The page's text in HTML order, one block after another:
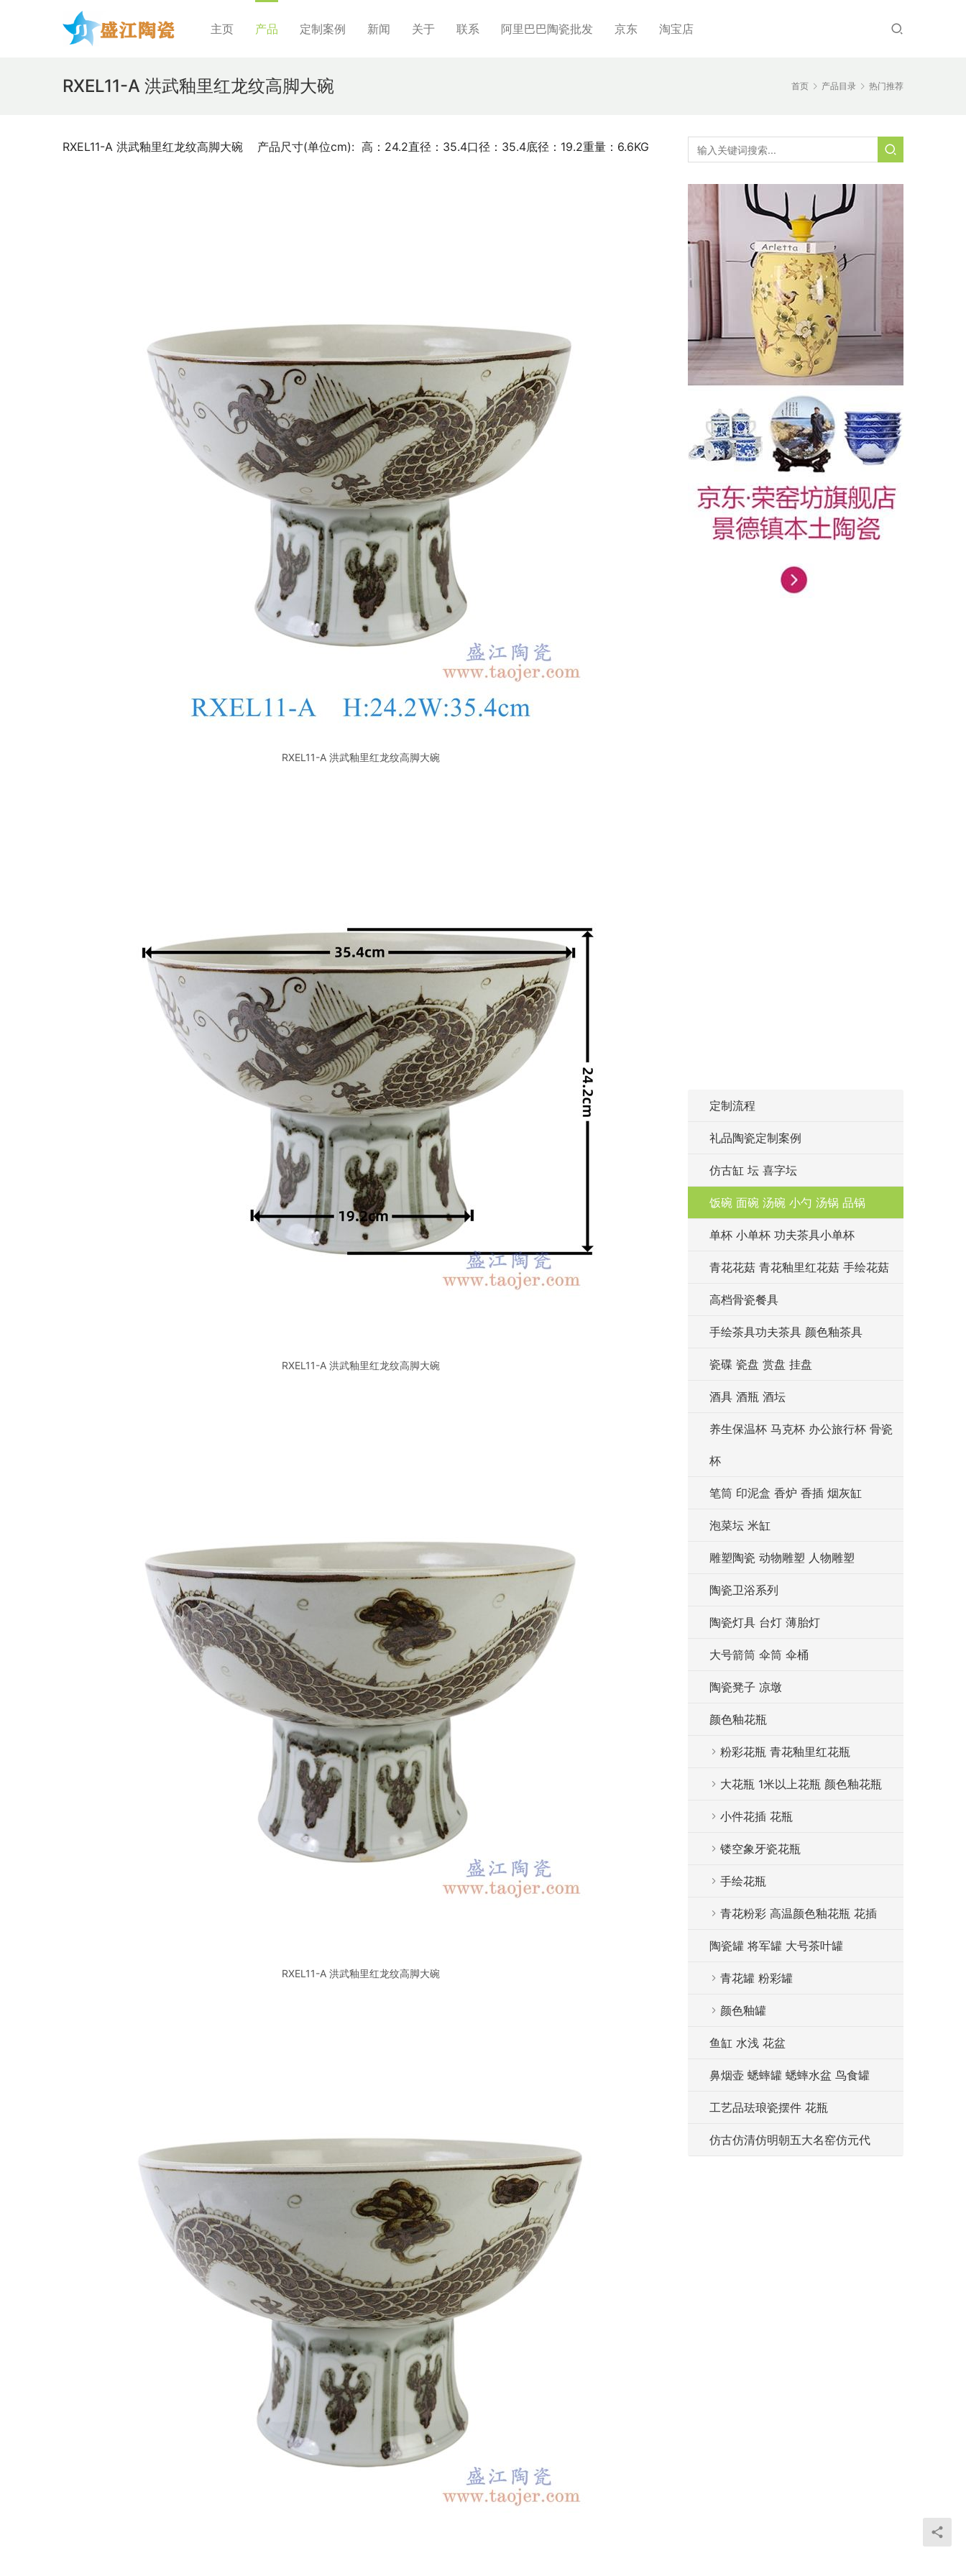
主页 产品 定制案例 新闻 关于 联系 阿里巴巴陶瓷批发 京东 淘宝店
首页 产品目录 热门推荐
RXEL11-A 洪武釉里红龙纹高脚大碗
RXEL11-A 洪武釉里红龙纹高脚大碗    产品尺寸(单位cm):  高：24.2直径：35.4口径：35.4底径：19.2重量：6.6KG
RXEL11-A 洪武釉里红龙纹高脚大碗
RXEL11-A 洪武釉里红龙纹高脚大碗
RXEL11-A 洪武釉里红龙纹高脚大碗
定制流程
礼品陶瓷定制案例
仿古缸 坛 喜字坛
饭碗 面碗 汤碗 小勺 汤锅 品锅
单杯 小单杯 功夫茶具小单杯
青花花菇 青花釉里红花菇 手绘花菇
高档骨瓷餐具
手绘茶具功夫茶具 颜色釉茶具
瓷碟 瓷盘 赏盘 挂盘
酒具 酒瓶 酒坛
养生保温杯 马克杯 办公旅行杯 骨瓷
杯
笔筒 印泥盒 香炉 香插 烟灰缸
泡菜坛 米缸
雕塑陶瓷 动物雕塑 人物雕塑
陶瓷卫浴系列
陶瓷灯具 台灯 薄胎灯
大号箭筒 伞筒 伞桶
陶瓷凳子 凉墩
颜色釉花瓶
粉彩花瓶 青花釉里红花瓶
大花瓶 1米以上花瓶 颜色釉花瓶
小件花插 花瓶
镂空象牙瓷花瓶
手绘花瓶
青花粉彩 高温颜色釉花瓶 花插
陶瓷罐 将军罐 大号茶叶罐
青花罐 粉彩罐
颜色釉罐
鱼缸 水浅 花盆
鼻烟壶 蟋蟀罐 蟋蟀水盆 鸟食罐
工艺品珐琅瓷摆件 花瓶
仿古仿清仿明朝五大名窑仿元代